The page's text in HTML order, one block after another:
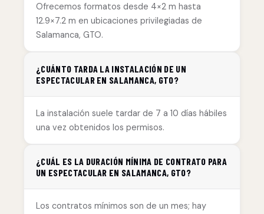
Ofrecemos formatos desde 4×2 m hasta
12.9×7.2 m en ubicaciones privilegiadas de
Salamanca, GTO.
¿CUÁNTO TARDA LA INSTALACIÓN DE UN
ESPECTACULAR EN SALAMANCA, GTO?
La instalación suele tardar de 7 a 10 días hábiles
una vez obtenidos los permisos.
¿CUÁL ES LA DURACIÓN MÍNIMA DE CONTRATO PARA
UN ESPECTACULAR EN SALAMANCA, GTO?
Los contratos mínimos son de un mes; hay